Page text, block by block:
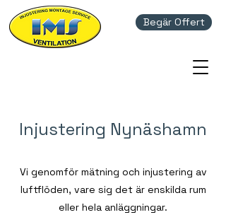
Begär Offert
Injustering Nynäshamn
Vi genomför mätning och injustering av
luftflöden, vare sig det är enskilda rum
eller hela anläggningar.